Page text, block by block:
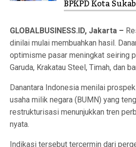
BPKPD Kota
GLOBALBUSINESS.ID, Jakarta –
dinilai mulai membuahkan hasil.
optimisme pasar meningkat seiring
Garuda, Krakatau Steel, Timah, dan
Danantara Indonesia menilai
usaha milik negara (BUMN) yang
restrukturisasi menunjukkan tren
nyata.
Indikasi tersebut tercermin dari